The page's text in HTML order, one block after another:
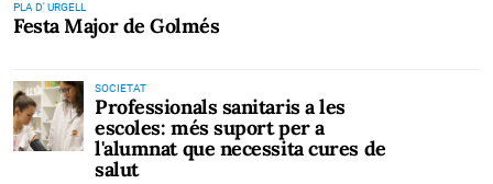
PLA D' URGELL
Festa Major de Golmés
SOCIETAT
Professionals sanitaris a les
escoles: més suport per a
l'alumnat que necessita cures de
salut